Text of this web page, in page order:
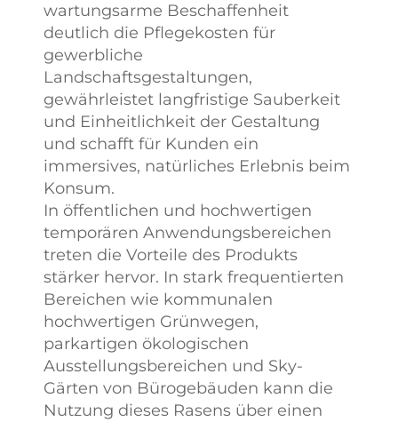
wartungsarme Beschaffenheit
deutlich die Pflegekosten für
gewerbliche
Landschaftsgestaltungen,
gewährleistet langfristige Sauberkeit
und Einheitlichkeit der Gestaltung
und schafft für Kunden ein
immersives, natürliches Erlebnis beim
Konsum.
In öffentlichen und hochwertigen
temporären Anwendungsbereichen
treten die Vorteile des Produkts
stärker hervor. In stark frequentierten
Bereichen wie kommunalen
hochwertigen Grünwegen,
parkartigen ökologischen
Ausstellungsbereichen und Sky-
Gärten von Bürogebäuden kann die
Nutzung dieses Rasens über einen